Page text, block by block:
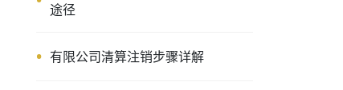
途径
有限公司清算注销步骤详解